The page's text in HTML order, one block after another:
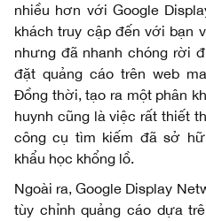
nhiều hơn với Google
khách truy cập đến với bạn
nhưng đã nhanh chóng rời
đặt quảng cáo trên web
Đồng thời, tạo ra một phân
huynh cũng là việc rất thiết
công cụ tìm kiếm đã sở
khẩu học khổng lồ.
Ngoài ra, Google Display
tùy chỉnh quảng cáo dựa